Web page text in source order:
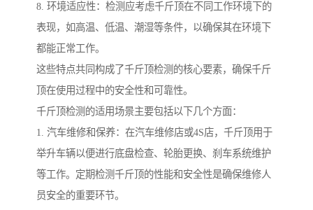
8. 环境适应性：检测应考虑千斤顶在不同工作环境下的
表现，如高温、低温、潮湿等条件，以确保其在环境下
都能正常工作。
这些特点共同构成了千斤顶检测的核心要素，确保千斤
顶在使用过程中的安全性和可靠性。
千斤顶检测的适用场景主要包括以下几个方面：
1. 汽车维修和保养：在汽车维修店或4S店，千斤顶用于
举升车辆以便进行底盘检查、轮胎更换、刹车系统维护
等工作。定期检测千斤顶的性能和安全性是确保维修人
员安全的重要环节。